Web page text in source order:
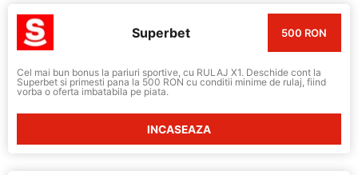
Superbet 500 RON
Cel mai bun bonus la pariuri sportive, cu RULAJ X1. Deschide cont la
Superbet si primesti pana la 500 RON cu conditii minime de rulaj, fiind
vorba o oferta imbatabila pe piata.
INCASEAZA